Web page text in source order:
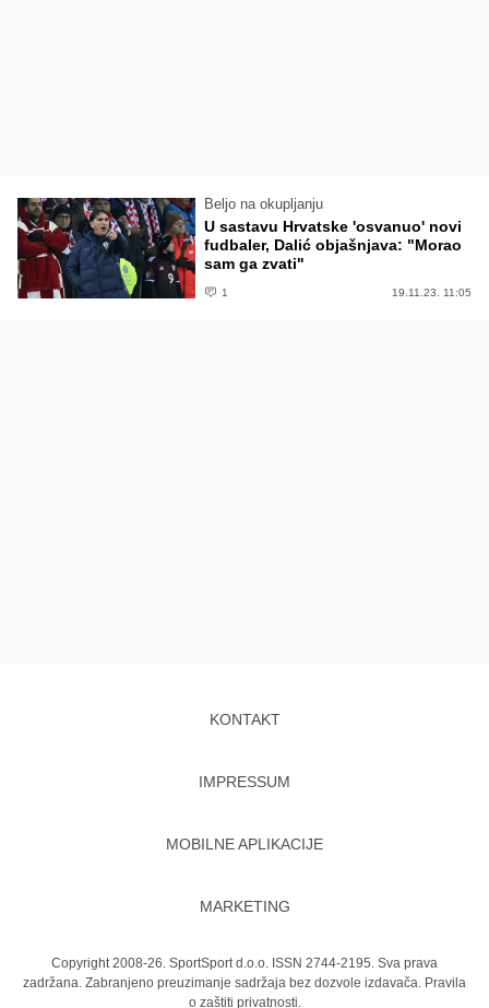
Beljo na okupljanju
U sastavu Hrvatske 'osvanuo' novi
fudbaler, Dalić objašnjava: "Morao
sam ga zvati"
1 19.11.23. 11:05
KONTAKT
IMPRESSUM
MOBILNE APLIKACIJE
MARKETING
Copyright 2008-26. SportSport d.o.o. ISSN 2744-2195. Sva prava
zadržana. Zabranjeno preuzimanje sadržaja bez dozvole izdavača. Pravila
o zaštiti privatnosti.